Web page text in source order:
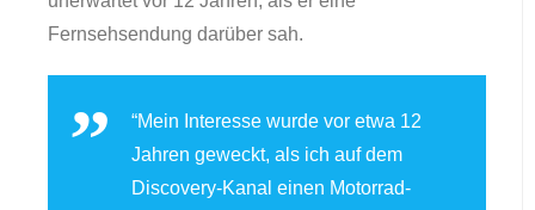
Fernsehsendung darüber sah.
“Mein Interesse wurde vor etwa 12
Jahren geweckt, als ich auf dem
Discovery-Kanal einen Motorrad-